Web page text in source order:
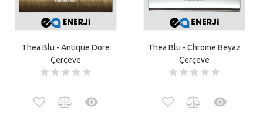
Thea Blu - Antique Dore
Çerçeve
Thea Blu - Chrome Beyaz
Çerçeve